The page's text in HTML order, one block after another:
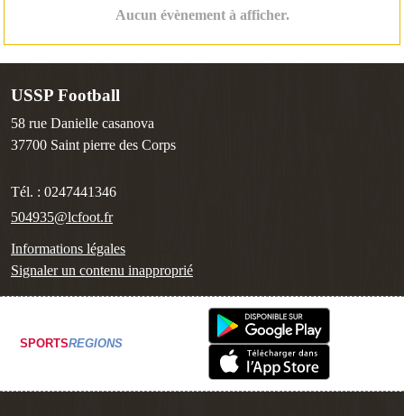
Aucun évènement à afficher.
USSP Football
58 rue Danielle casanova
37700 Saint pierre des Corps
Tél. : 0247441346
504935@lcfoot.fr
Informations légales
Signaler un contenu inapproprié
SPORTSREGIONS